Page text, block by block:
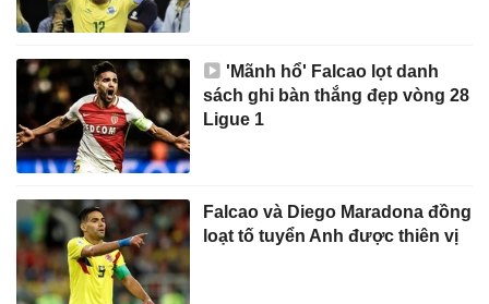
'Mãnh hổ' Falcao lọt danh
sách ghi bàn thắng đẹp vòng 28
Ligue 1
Falcao và Diego Maradona đồng
loạt tố tuyển Anh được thiên vị